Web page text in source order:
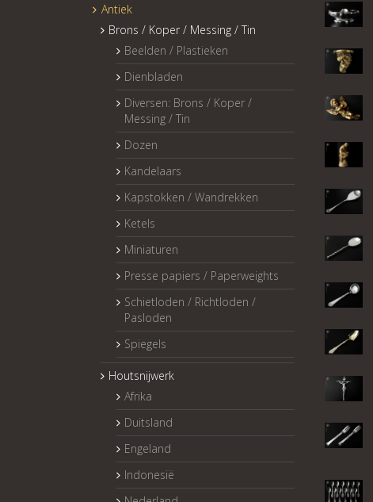
Antiek
Brons / Koper / Messing / Tin
Beelden / Plastieken
Dienbladen
Diversen: Brons / Koper /
Messing / Tin
Dozen
Kandelaars
Kapstokken / Wandrekken
Ketels
Miniaturen
Presse papiers / Paperweights
Schietloden / Richtloden /
Pasloden
Spiegels
Houtsnijwerk
Afrika
Duitsland
Engeland
Indonesië